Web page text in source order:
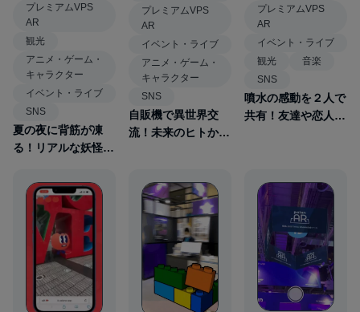
プレミアムVPS
AR
観光
アニメ・ゲーム・
キャラクター
イベント・ライブ
SNS
夏の夜に背筋が凍
る！リアルな妖怪た
夜行AR」
プレミアムVPS
AR
イベント・ライブ
アニメ・ゲーム・
キャラクター
SNS
自販機で異世界交
流！未来のヒトから
Button」
プレミアムVPS
AR
イベント・ライブ
観光
音楽
SNS
噴水の感動を２人で
共有！友達や恋人と